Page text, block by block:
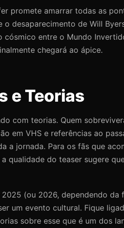
promete amarrar todas as
o desaparecimento de Will
cósmico entre o Mundo
chegará ao ápice.
e Teorias
com teorias. Quem
em VHS e referências ao
a jornada. Para os fãs que
qualidade do teaser sugere
(ou 2026, dependendo da
um evento cultural. Fique
sobre esse que é um dos